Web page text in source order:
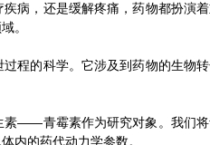
，还是缓解疼痛，药物都扮演
。
的科学。它涉及到药物的生物
素——青霉素作为研究对象。我们
内的药代动力学参数。